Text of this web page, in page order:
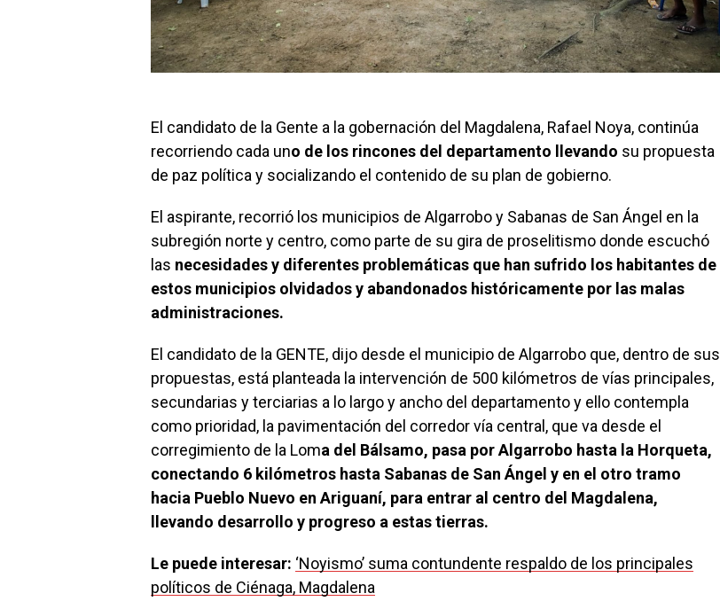
El candidato de la Gente a la gobernación del Magdalena, Rafael Noya, continúa
recorriendo cada uno de los rincones del departamento llevando su propuesta
de paz política y socializando el contenido de su plan de gobierno.
El aspirante, recorrió los municipios de Algarrobo y Sabanas de San Ángel en la
subregión norte y centro, como parte de su gira de proselitismo donde escuchó
las necesidades y diferentes problemáticas que han sufrido los habitantes de
estos municipios olvidados y abandonados históricamente por las malas
administraciones.
El candidato de la GENTE, dijo desde el municipio de Algarrobo que, dentro de sus
propuestas, está planteada la intervención de 500 kilómetros de vías principales,
secundarias y terciarias a lo largo y ancho del departamento y ello contempla
como prioridad, la pavimentación del corredor vía central, que va desde el
corregimiento de la Loma del Bálsamo, pasa por Algarrobo hasta la Horqueta,
conectando 6 kilómetros hasta Sabanas de San Ángel y en el otro tramo
hacia Pueblo Nuevo en Ariguaní, para entrar al centro del Magdalena,
llevando desarrollo y progreso a estas tierras.
Le puede interesar: ‘Noyismo’ suma contundente respaldo de los principales
políticos de Ciénaga, Magdalena